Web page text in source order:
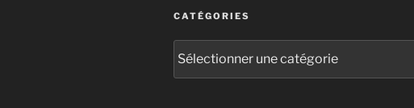
CATÉGORIES